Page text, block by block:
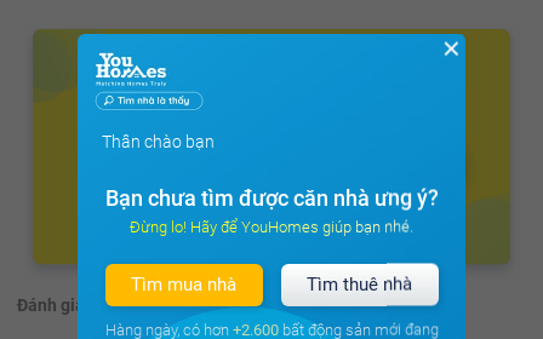
Đánh giá: (1 đánh giá)
✕
Thân chào bạn
Bạn chưa tìm được căn nhà ưng ý?
Đừng lo! Hãy để YouHomes giúp bạn nhé.
Tìm mua nhà Tìm thuê nhà
Hàng ngày, có hơn +2.600bất động sản mới đang